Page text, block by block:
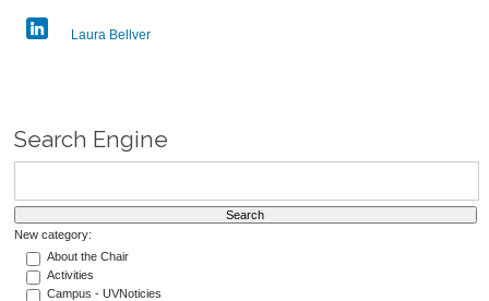
Laura Bellver
Search Engine
New category:
About the Chair
Activities
Campus - UVNoticies